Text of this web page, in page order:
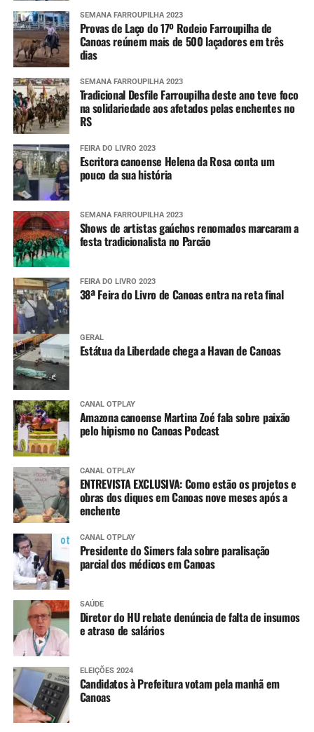
SEMANA FARROUPILHA 2023
Provas de Laço do 17º Rodeio Farroupilha de
Canoas reúnem mais de 500 laçadores em três
dias
SEMANA FARROUPILHA 2023
Tradicional Desfile Farroupilha deste ano teve foco
na solidariedade aos afetados pelas enchentes no
RS
FEIRA DO LIVRO 2023
Escritora canoense Helena da Rosa conta um
pouco da sua história
SEMANA FARROUPILHA 2023
Shows de artistas gaúchos renomados marcaram a
festa tradicionalista no Parcão
FEIRA DO LIVRO 2023
38ª Feira do Livro de Canoas entra na reta final
GERAL
Estátua da Liberdade chega a Havan de Canoas
CANAL OTPLAY
Amazona canoense Martina Zoé fala sobre paixão
pelo hipismo no Canoas Podcast
CANAL OTPLAY
ENTREVISTA EXCLUSIVA: Como estão os projetos e
obras dos diques em Canoas nove meses após a
enchente
CANAL OTPLAY
Presidente do Simers fala sobre paralisação
parcial dos médicos em Canoas
SAÚDE
Diretor do HU rebate denúncia de falta de insumos
e atraso de salários
ELEIÇÕES 2024
Candidatos à Prefeitura votam pela manhã em
Canoas